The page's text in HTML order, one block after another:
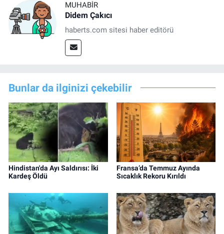
MUHABIR
Didem Çakıcı
haberts.com sitesi haber editörü
Bunlar da ilginizi çekebilir
Hindistan'da Ayı Saldırısı: İki
Kardeş Öldü
Fransa’da Temmuz Ayında
Sıcaklık Rekoru Kırıldı